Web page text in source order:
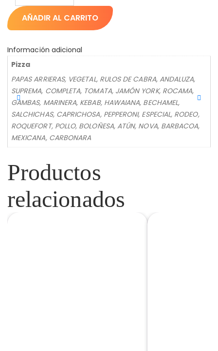
AÑADIR AL CARRITO
Información adicional
Pizza
PAPAS ARRIERAS, VEGETAL, RULOS DE CABRA, ANDALUZA,
SUPREMA, COMPLETA, TOMATA, JAMÓN YORK, ROCAMA,
GAMBAS, MARINERA, KEBAB, HAWAIANA, BECHAMEL,
SALCHICHAS, CAPRICHOSA, PEPPERONI, ESPECIAL, RODEO,
ROQUEFORT, POLLO, BOLOÑESA, ATÚN, NOVA, BARBACOA,
MEXICANA, CARBONARA
Productos
relacionados